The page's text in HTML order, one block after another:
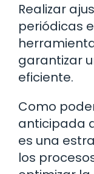
Realizar
periódicas
garantizar
eficiente.
Como
anticipada
es una
los